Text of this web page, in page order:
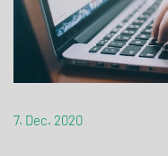
7. Dec. 2020